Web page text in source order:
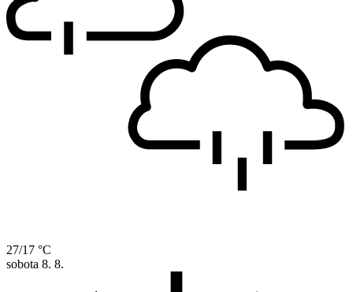
27/17 °C
sobota 8. 8.